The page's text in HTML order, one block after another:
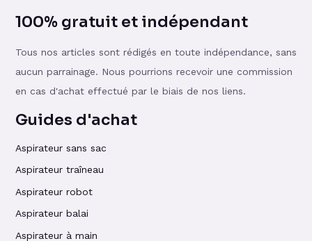
100% gratuit et indépendant
Tous nos articles sont rédigés en toute indépendance, sans
aucun parrainage. Nous pourrions recevoir une commission
en cas d'achat effectué par le biais de nos liens.
Guides d'achat
Aspirateur sans sac
Aspirateur traîneau
Aspirateur robot
Aspirateur balai
Aspirateur à main